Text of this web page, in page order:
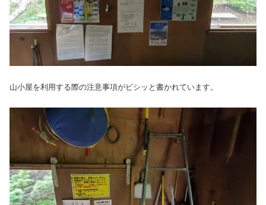
山小屋を利用する際の注意事項がビシッと書かれています。